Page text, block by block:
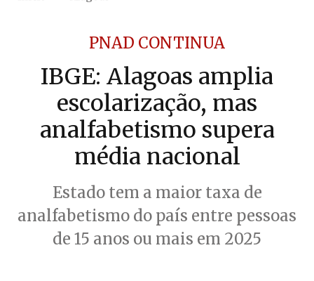
PNAD CONTINUA
IBGE: Alagoas amplia
escolarização, mas
analfabetismo supera
média nacional
Estado tem a maior taxa de
analfabetismo do país entre pessoas
de 15 anos ou mais em 2025